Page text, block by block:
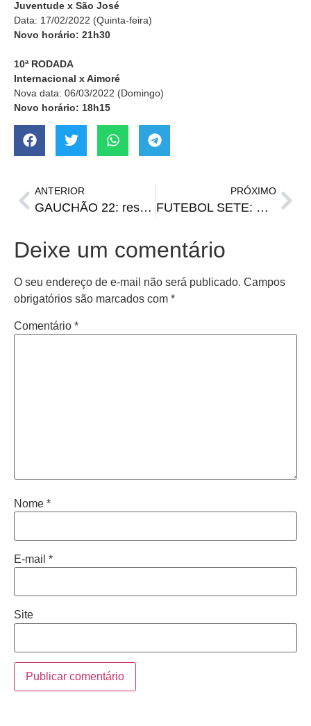
Juventude x São José
Data: 17/02/2022 (Quinta-feira)
Novo horário: 21h30
10ª RODADA
Internacional x Aimoré
Nova data: 06/03/2022 (Domingo)
Novo horário: 18h15
ANTERIOR
GAUCHÃO 22: resultados e tabela atualizada
PRÓXIMO
FUTEBOL SETE: Santiago participa de Estadual promovido por Famurs e FGF7
Deixe um comentário
O seu endereço de e-mail não será publicado. Campos
obrigatórios são marcados com *
Comentário *
Nome *
E-mail *
Site